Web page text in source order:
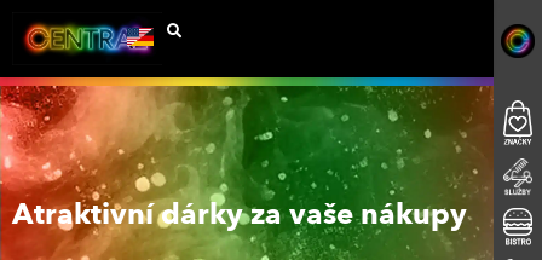
Atraktivní dárky za vaše nákupy